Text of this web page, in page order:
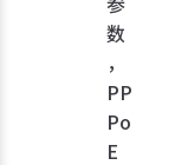
数
，
PP
Po
E